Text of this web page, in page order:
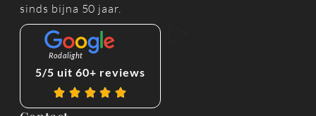
sinds bijna 50 jaar.
Rodalight
5/5 uit 60+ reviews